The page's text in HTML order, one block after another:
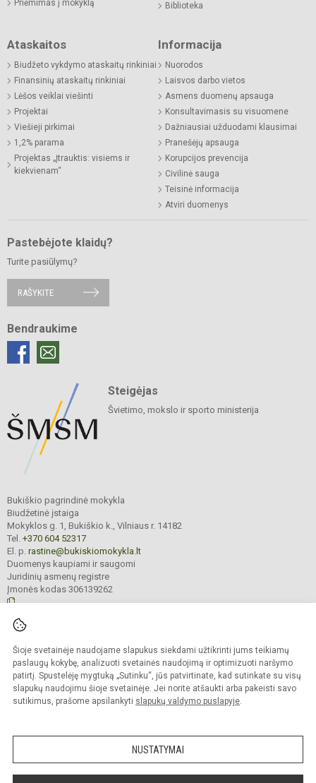
Šioje svetainėje naudojame slapukus siekdami užtikrinti jums teikiamų
paslaugų kokybę, analizuoti svetainės naudojimą ir optimizuoti naršymo
patirtį. Spustelėję mygtuką „Sutinku“, jūs patvirtinate, kad sutinkate su visų
slapukų naudojimu šioje svetainėje. Jei norite atšaukti arba pakeisti savo
sutikimus, prašome apsilankyti slapukų valdymo puslapyje.
NUSTATYMAI
Priėmimas į mokyklą
Biblioteka
Ataskaitos
Biudžeto vykdymo ataskaitų rinkiniai
Finansinių ataskaitų rinkiniai
Lėšos veiklai viešinti
Projektai
Viešieji pirkimai
1,2% parama
Projektas „Įtrauktis: visiems ir
kiekvienam“
Informacija
Nuorodos
Laisvos darbo vietos
Asmens duomenų apsauga
Konsultavimasis su visuomene
Dažniausiai užduodami klausimai
Pranešėjų apsauga
Korupcijos prevencija
Civilinė sauga
Teisinė informacija
Atviri duomenys
Pastebėjote klaidų?
Turite pasiūlymų?
RAŠYKITE
Bendraukime
Steigėjas
Švietimo, mokslo ir sporto ministerija
Bukiškio pagrindinė mokykla
Biudžetinė įstaiga
Mokyklos g. 1, Bukiškio k., Vilniaus r. 14182
Tel. +370 604 52317
El. p. rastine@bukiskiomokykla.lt
Duomenys kaupiami ir saugomi
Juridinių asmenų registre
Įmonės kodas 306139262
Kopijuoti turinį be raštiško Bukiškio pagrindinės mokyklos administracijos
sutikimo griežtai draudžiama.
Prieinamumo paraiška Slapukų valdymas
Sumanus būdas atnaujinti